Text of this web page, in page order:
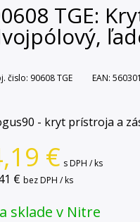
TGE:
čislo: 90608 TGE EAN:
- kryt prístroja a
€ s DPH / ks
€ bez DPH / ks
sklade v Nitre